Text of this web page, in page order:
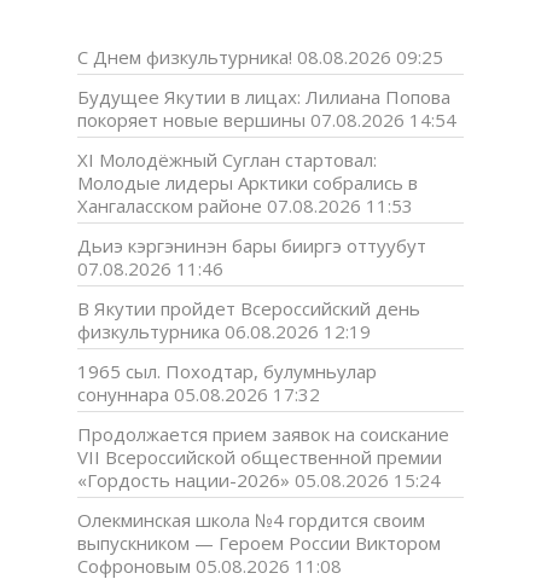
С Днем физкультурника! 08.08.2026 09:25
Будущее Якутии в лицах: Лилиана Попова
покоряет новые вершины 07.08.2026 14:54
XI Молодёжный Суглан стартовал:
Молодые лидеры Арктики собрались в
Хангаласском районе 07.08.2026 11:53
Дьиэ кэргэнинэн бары бииргэ оттуубут
07.08.2026 11:46
В Якутии пройдет Всероссийский день
физкультурника 06.08.2026 12:19
1965 сыл. Походтар, булумньулар
сонуннара 05.08.2026 17:32
Продолжается прием заявок на соискание
VII Всероссийской общественной премии
«Гордость нации-2026» 05.08.2026 15:24
Олекминская школа №4 гордится своим
выпускником — Героем России Виктором
Софроновым 05.08.2026 11:08